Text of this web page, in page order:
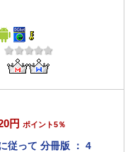
円 ポイント5％
従って 分冊版 ： 4